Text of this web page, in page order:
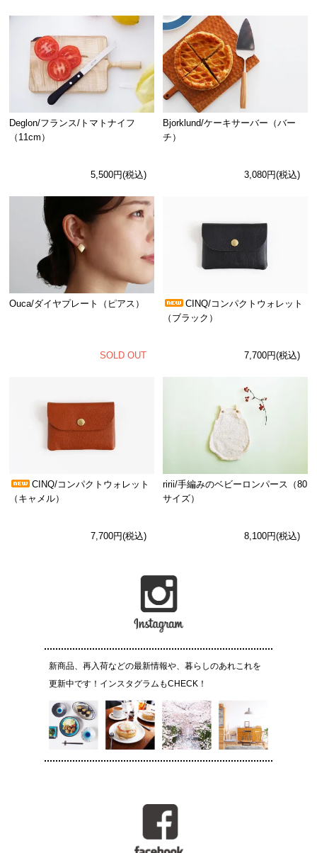
Deglon/フランス/トマトナイフ
（11cm）
5,500円(税込)
Bjorklund/ケーキサーバー（バー
チ）
3,080円(税込)
Ouca/ダイヤプレート（ピアス）
SOLD OUT
CINQ/コンパクトウォレット
（ブラック）
7,700円(税込)
CINQ/コンパクトウォレット
（キャメル）
7,700円(税込)
ririi/手編みのベビーロンパース（80
サイズ）
8,100円(税込)
新商品、再入荷などの最新情報や、暮らしのあれこれを
更新中です！インスタグラムもCHECK！